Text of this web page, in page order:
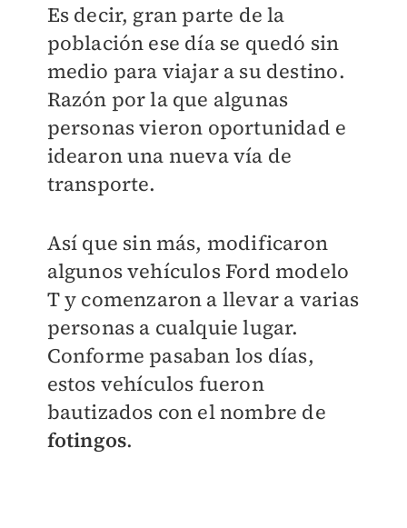
Es decir, gran parte de la
población ese día se quedó sin
medio para viajar a su destino.
Razón por la que algunas
personas vieron oportunidad e
idearon una nueva vía de
transporte.
Así que sin más, modificaron
algunos vehículos Ford modelo
T y comenzaron a llevar a varias
personas a cualquie lugar.
Conforme pasaban los días,
estos vehículos fueron
bautizados con el nombre de
fotingos.